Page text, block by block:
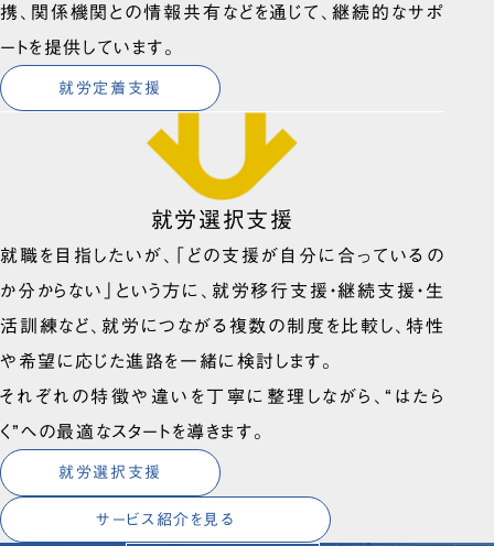
携、関係機関との情報共有などを通じて、継続的なサポ
ートを提供しています。
就労定着支援
就労選択支援
就職を目指したいが、「どの支援が自分に合っているの
か分からない」という方に、就労移行支援・継続支援・生
活訓練など、就労につながる複数の制度を比較し、特性
や希望に応じた進路を一緒に検討します。
それぞれの特徴や違いを丁寧に整理しながら、“はたら
く”への最適なスタートを導きます。
就労選択支援
サービス紹介を見る